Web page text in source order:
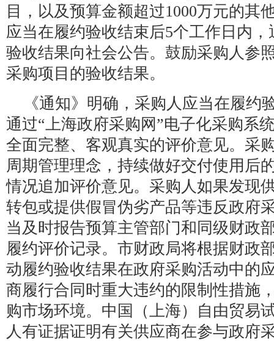
目，以及预算金额超过1000万元的其
应当在履约验收结束后5个工作日内
验收结果向社会公告。鼓励采购人参
采购项目的验收结果。
《通知》明确，采购人应当在履约
通过“上海政府采购网”电子化采购系
全面完整、客观真实的评价意见。采
周期管理理念，持续做好交付使用后
情况追加评价意见。采购人如果发现
转包或提供假冒伪劣产品等违反政府
当及时报告预算主管部门和同级财政
履约评价记录。市财政局将根据财政
动履约验收结果在政府采购活动中的
商履行合同时重大违约的限制性措施
购市场环境。中国（上海）自由贸易
人有证据证明有关供应商在参与政府